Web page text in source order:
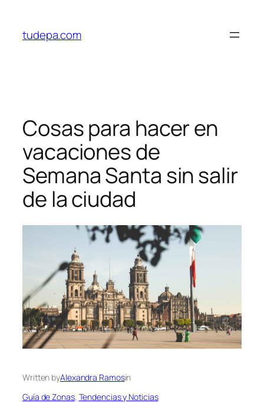
contenido
tudepa.com
Cosas para hacer en
vacaciones de
Semana Santa sin salir
de la ciudad
Written byAlexandra Ramosin
Guía de Zonas, Tendencias y Noticias